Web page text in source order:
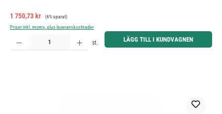
Försäljningspris:
1 750,73 kr Ordinarie pris:
(6% sparat)
Priser inkl. moms, plus leveranskostnader
Produktkvantitet: Ange önskat belopp eller använd knapparna för att öka eller minska kvantiteten.
st. LÄGG TILL I KUNDVAGNEN